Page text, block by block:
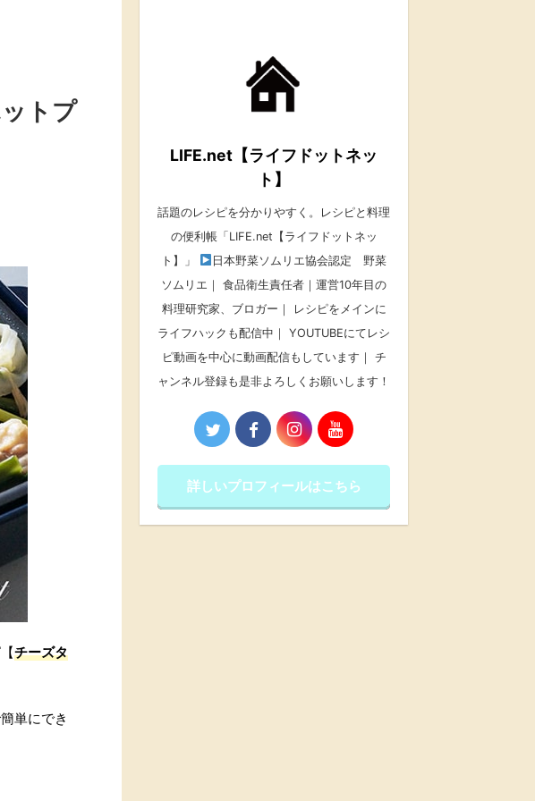
トプ
チーズタ
単にでき
LIFE.net【ライフドットネッ
ト】
話題のレシピを分かりやすく。レシピと料理
の便利帳「LIFE.net【ライフドットネッ
ト】」
日本野菜ソムリエ協会認定 野菜
ソムリエ｜ 食品衛生責任者｜運営10年目の
料理研究家、ブロガー｜ レシピをメインに
ライフハックも配信中｜ YOUTUBEにてレシ
ピ動画を中心に動画配信もしています｜ チ
ャンネル登録も是非よろしくお願いします！
詳しいプロフィールはこちら